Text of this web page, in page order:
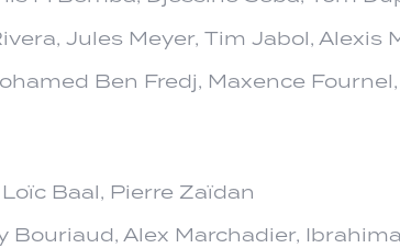
Jules Meyer, Tim Jabol, Alexis
Ben Fredj, Maxence
Baal, Pierre Zaïdan
Bouriaud, Alex Marchadier,